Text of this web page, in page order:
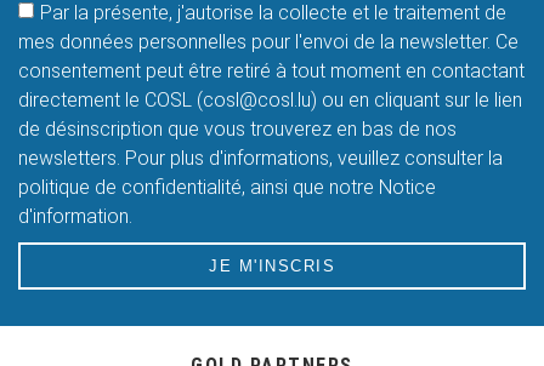
Par la présente, j'autorise la collecte et le traitement de
mes données personnelles pour l'envoi de la newsletter. Ce
consentement peut être retiré à tout moment en contactant
directement le COSL (cosl@cosl.lu) ou en cliquant sur le lien
de désinscription que vous trouverez en bas de nos
newsletters. Pour plus d'informations, veuillez consulter la
politique de confidentialité, ainsi que notre Notice
d'information.
JE M'INSCRIS